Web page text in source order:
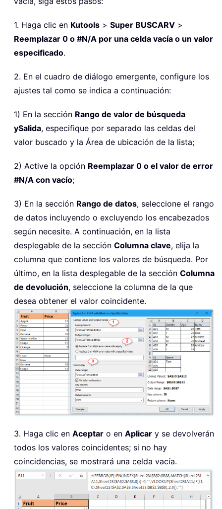
1. Haga clic en Kutools > Super BUSCARV >
Reemplazar 0 o #N/A por una celda vacía o un valor
especificado.
2. En el cuadro de diálogo emergente, configure los
ajustes tal como se indica a continuación:
1) En la sección Rango de valor de búsqueda
ySalida, especifique por separado las celdas del
valor buscado y la Área de ubicación de la lista;
2) Active la opción Reemplazar 0 o el valor de error
#N/A con vacío;
3) En la sección Rango de datos, seleccione el rango
de datos incluyendo o excluyendo los encabezados
según necesite. A continuación, en la lista
desplegable de la sección Columna clave, elija la
columna que contiene los valores de búsqueda. Por
último, en la lista desplegable de la sección Columna
de devolución, seleccione la columna de la que
desea obtener el valor coincidente.
3. Haga clic en Aceptar o en Aplicar y se devolverán
todos los valores coincidentes; si no hay
coincidencias, se mostrará una celda vacía.